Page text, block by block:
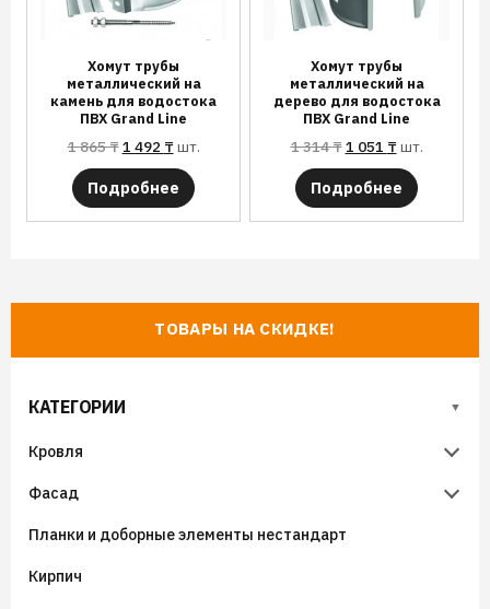
ТОВАРЫ НА СКИДКЕ!
КАТЕГОРИИ
Кровля
Металлочерепица
Металлочерепица Супермонтеррей
Металлочерепица Панорама
Гибкая черепица
Гибкая черепица (мягкая кровля) SHINGLAS
Фальцевая кровля
Фасад
Металлический сайдинг
Виниловый сайдинг
Планки и доборные элементы нестандарт
Кирпич
Хомут трубы
металлический на
камень для водостока
ПВХ Grand Line
1 865₸1 492 ₸шт.
Подробнее
Хомут трубы
металлический на
дерево для водостока
ПВХ Grand Line
1 314₸1 051 ₸шт.
Подробнее